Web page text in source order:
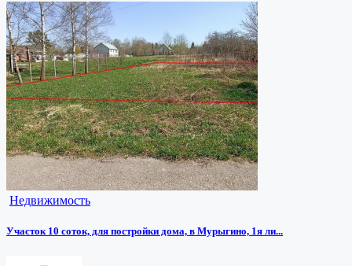
Недвижимость
Участок 10 соток, для постройки дома, в Мурыгино, 1я ли...